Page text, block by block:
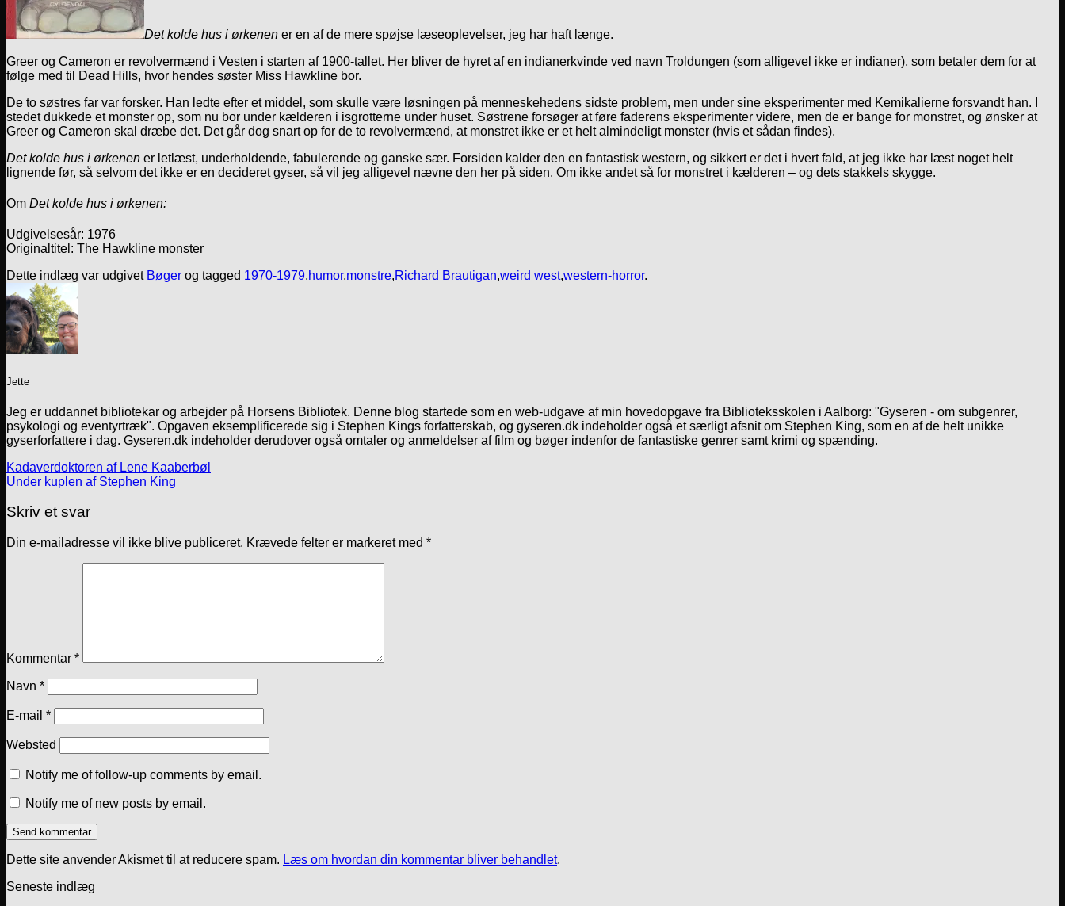
Det kolde hus i ørkenen er en af de mere spøjse læseoplevelser, jeg har haft længe.
Greer og Cameron er revolvermænd i Vesten i starten af 1900-tallet. Her bliver de hyret af en indianerkvinde ved navn Troldungen (som alligevel ikke er indianer), som betaler dem for at
følge med til Dead Hills, hvor hendes søster Miss Hawkline bor.
De to søstres far var forsker. Han ledte efter et middel, som skulle være løsningen på menneskehedens sidste problem, men under sine eksperimenter med Kemikalierne forsvandt han. I
stedet dukkede et monster op, som nu bor under kælderen i isgrotterne under huset. Søstrene forsøger at føre faderens eksperimenter videre, men de er bange for monstret, og ønsker at
Greer og Cameron skal dræbe det. Det går dog snart op for de to revolvermænd, at monstret ikke er et helt almindeligt monster (hvis et sådan findes).
Det kolde hus i ørkenen er letlæst, underholdende, fabulerende og ganske sær. Forsiden kalder den en fantastisk western, og sikkert er det i hvert fald, at jeg ikke har læst noget helt
lignende før, så selvom det ikke er en decideret gyser, så vil jeg alligevel nævne den her på siden. Om ikke andet så for monstret i kælderen – og dets stakkels skygge.
Om Det kolde hus i ørkenen:
Udgivelsesår: 1976
Originaltitel: The Hawkline monster
Dette indlæg var udgivet Bøger og tagged 1970-1979,humor,monstre,Richard Brautigan,weird west,western-horror.
Jette
Jeg er uddannet bibliotekar og arbejder på Horsens Bibliotek. Denne blog startede som en web-udgave af min hovedopgave fra Biblioteksskolen i Aalborg: "Gyseren - om subgenrer,
psykologi og eventyrtræk". Opgaven eksemplificerede sig i Stephen Kings forfatterskab, og gyseren.dk indeholder også et særligt afsnit om Stephen King, som en af de helt unikke
gyserforfattere i dag. Gyseren.dk indeholder derudover også omtaler og anmeldelser af film og bøger indenfor de fantastiske genrer samt krimi og spænding.
Kadaverdoktoren af Lene Kaaberbøl
Under kuplen af Stephen King
Skriv et svar
Din e-mailadresse vil ikke blive publiceret. Krævede felter er markeret med *
Kommentar *
Navn *
E-mail *
Websted
Notify me of follow-up comments by email.
Notify me of new posts by email.
Dette site anvender Akismet til at reducere spam. Læs om hvordan din kommentar bliver behandlet.
Seneste indlæg